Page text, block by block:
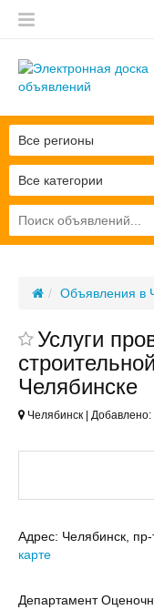
Все категории
Все регионы
Объявления в
Услуги
Челябинске
Челябинск |
Адрес: Челябинск,
карте
Департамент